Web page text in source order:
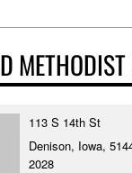
113 S 14th St
Denison, Iowa,
2028